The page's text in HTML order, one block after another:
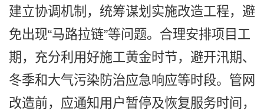
建立协调机制，统筹谋划实施改造工程，避
免出现“马路拉链”等问题。合理安排项目工
期，充分利用好施工黄金时节，避开汛期、
冬季和大气污染防治应急响应等时段。管网
改造前，应通知用户暂停及恢复服务时间，